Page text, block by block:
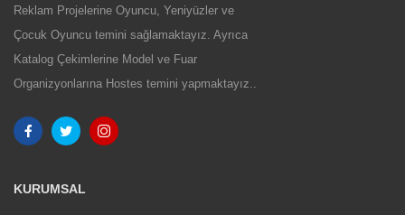
Reklam Projelerine Oyuncu, Yeniyüzler ve
Çocuk Oyuncu temini sağlamaktayız. Ayrıca
Katalog Çekimlerine Model ve Fuar
Organizyonlarına Hostes temini yapmaktayız..
KURUMSAL